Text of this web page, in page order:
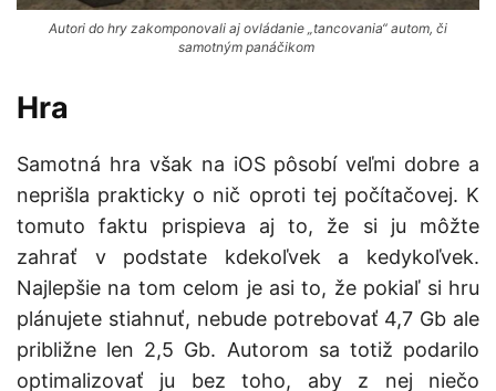
Autori do hry zakomponovali aj ovládanie „tancovania“ autom, či
samotným panáčikom
Hra
Samotná hra však na iOS pôsobí veľmi dobre a
neprišla prakticky o nič oproti tej počítačovej. K
tomuto faktu prispieva aj to, že si ju môžte
zahrať v podstate kdekoľvek a kedykoľvek.
Najlepšie na tom celom je asi to, že pokiaľ si hru
plánujete stiahnuť, nebude potrebovať 4,7 Gb ale
približne len 2,5 Gb. Autorom sa totiž podarilo
optimalizovať ju bez toho, aby z nej niečo